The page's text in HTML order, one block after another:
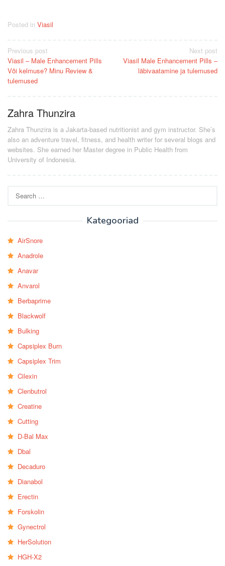
Posted in Viasil
Post
navigation
Previous post
Viasil – Male Enhancement Pills
Või kelmuse? Minu Review &
tulemused
Next post
Viasil Male Enhancement Pills –
läbivaatamine ja tulemused
Zahra Thunzira
Zahra Thunzira is a Jakarta-based nutritionist and gym instructor. She’s
also an adventure travel, fitness, and health writer for several blogs and
websites. She earned her Master degree in Public Health from
University of Indonesia.
for:
Kategooriad
AirSnore
Anadrole
Anavar
Anvarol
Berbaprime
Blackwolf
Bulking
Capsiplex Burn
Capsiplex Trim
Cilexin
Clenbutrol
Creatine
Cutting
D-Bal Max
Dbal
Decaduro
Dianabol
Erectin
Forskolin
Gynectrol
HerSolution
HGH-X2